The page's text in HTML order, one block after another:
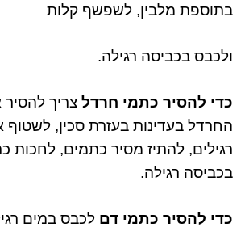
בתוספת מלבין, לשפשף קלות
ולכבס בכביסה רגילה.
כדי להסיר כתמי חרדל צריך
החרדל בעדינות בעזרת סכין, לשטוף
רגילים, להתיז מסיר כתמים, לחכות
בכביסה רגילה.
כדי להסיר כתמי דם לכבס במים